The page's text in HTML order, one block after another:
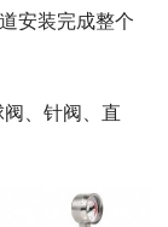
安装完成整个
、针阀、直